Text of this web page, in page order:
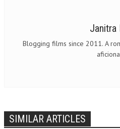
Janitra
Blogging films since 2011. A
SIMILAR ARTICLES